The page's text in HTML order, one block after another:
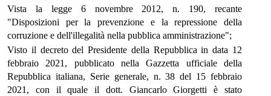
Vista la legge 6 novembre 2012, n. 190, recante
"Disposizioni per la prevenzione e la repressione della
corruzione e dell'illegalità nella pubblica amministrazione";
Visto il decreto del Presidente della Repubblica in data 12
febbraio 2021, pubblicato nella Gazzetta ufficiale della
Repubblica italiana, Serie generale, n. 38 del 15 febbraio
2021, con il quale il dott. Giancarlo Giorgetti è stato